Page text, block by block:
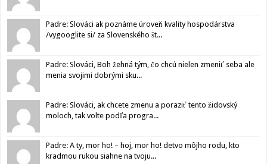
Padre: Slováci ak poznáme úroveň kvality hospodárstva
/vygooglite si/ za Slovenského št...
Padre: Slováci, Boh žehná tým, čo chcú nielen zmeniť seba ale
menia svojimi dobrými sku...
Padre: Slováci, ak chcete zmenu a poraziť tento židovský
moloch, tak volte podľa progra...
Padre: A ty, mor ho! – hoj, mor ho! detvo môjho rodu, kto
kradmou rukou siahne na tvoju...